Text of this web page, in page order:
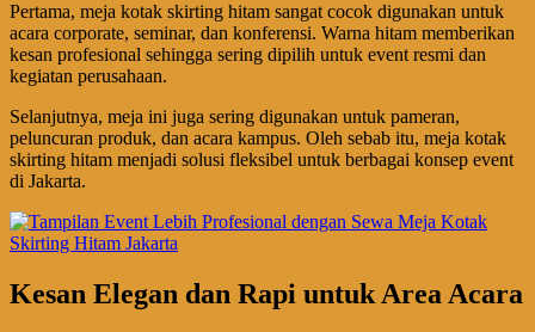
Pertama, meja kotak skirting hitam sangat cocok digunakan untuk
acara corporate, seminar, dan konferensi. Warna hitam memberikan
kesan profesional sehingga sering dipilih untuk event resmi dan
kegiatan perusahaan.
Selanjutnya, meja ini juga sering digunakan untuk pameran,
peluncuran produk, dan acara kampus. Oleh sebab itu, meja kotak
skirting hitam menjadi solusi fleksibel untuk berbagai konsep event
di Jakarta.
Kesan Elegan dan Rapi untuk Area Acara